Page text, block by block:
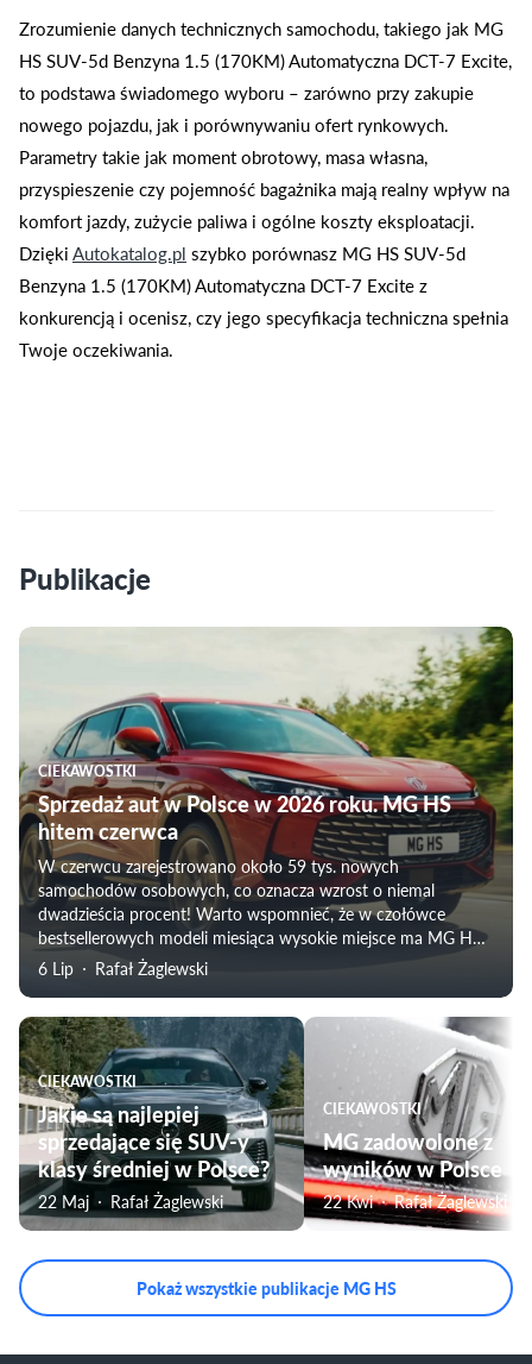
Zrozumienie danych technicznych samochodu, takiego jak MG
HS SUV-5d Benzyna 1.5 (170KM) Automatyczna DCT-7 Excite,
to podstawa świadomego wyboru – zarówno przy zakupie
nowego pojazdu, jak i porównywaniu ofert rynkowych.
Parametry takie jak moment obrotowy, masa własna,
przyspieszenie czy pojemność bagażnika mają realny wpływ na
komfort jazdy, zużycie paliwa i ogólne koszty eksploatacji.
DziękiAutokatalog.pl szybko porównasz MG HS SUV-5d
Benzyna 1.5 (170KM) Automatyczna DCT-7 Excite z
konkurencją i ocenisz, czy jego specyfikacja techniczna spełnia
Twoje oczekiwania.
Publikacje
CIEKAWOSTKI
Sprzedaż aut w Polsce w 2026 roku. MG HS
hitem czerwca
W czerwcu zarejestrowano około 59 tys. nowych
samochodów osobowych, co oznacza wzrost o niemal
dwadzieścia procent! Warto wspomnieć, że w czołówce
bestsellerowych modeli miesiąca wysokie miejsce ma MG HS,
które wyprzedziło m.in. Hyundaia Tucsona, Toyotę Yaris Cross i
Dacię Duster.
6 Lip Rafał Żaglewski
CIEKAWOSTKI
Jakie są najlepiej
sprzedające się SUV-y
klasy średniej w Polsce?
22 Maj Rafał Żaglewski
CIEKAWOSTKI
MG zadowolone z
wyników w Polsce
22 Kwi Rafał Żaglewski
Pokaż wszystkie publikacje MG HS